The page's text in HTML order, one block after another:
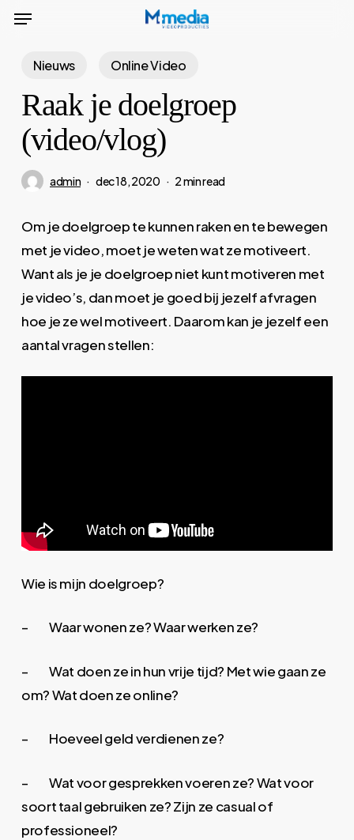
SkipMenu
Nieuws Online Video
Raak je doelgroep
(video/vlog)
admin dec 18, 2020 2 min read
Om je doelgroep te kunnen raken en te bewegen
met je video, moet je weten wat ze motiveert.
Want als je je doelgroep niet kunt motiveren met
je video’s, dan moet je goed bij jezelf afvragen
hoe je ze wel motiveert. Daarom kan je jezelf een
aantal vragen stellen:
Wie is mijn doelgroep?
– Waar wonen ze? Waar werken ze?
– Wat doen ze in hun vrije tijd? Met wie gaan ze
om? Wat doen ze online?
– Hoeveel geld verdienen ze?
– Wat voor gesprekken voeren ze? Wat voor
soort taal gebruiken ze? Zijn ze casual of
professioneel?